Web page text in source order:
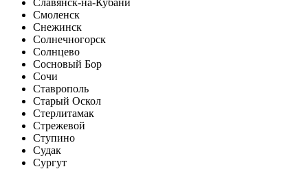
Смоленск
Снежинск
Солнечногорск
Солнцево
Сосновый Бор
Сочи
Ставрополь
Старый Оскол
Стерлитамак
Стрежевой
Ступино
Судак
Сургут